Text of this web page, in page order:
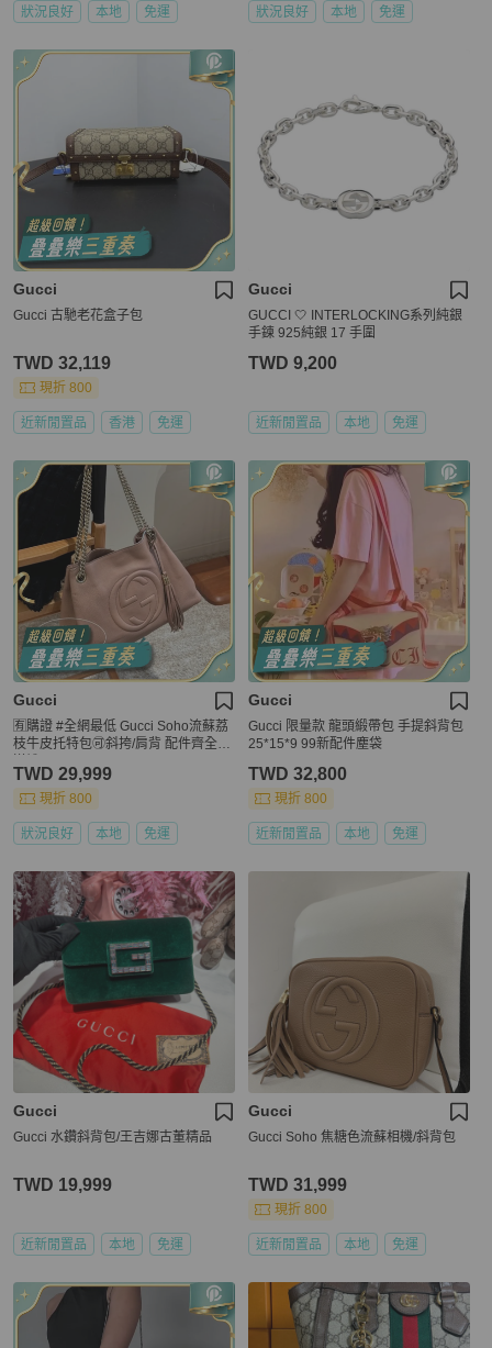
狀況良好 本地 免運 狀況良好 本地 免運
Gucci
Gucci 古馳老花盒子包
TWD 32,119
現折 800
近新閒置品 香港 免運
Gucci
GUCCI 🤍 INTERLOCKING系列純銀
手鍊 925純銀 17 手圍
TWD 9,200
近新閒置品 本地 免運
Gucci
🈶購證 #全網最低 Gucci Soho流蘇荔
枝牛皮托特包🉑斜挎/肩背 配件齊全🉑
TWD 29,999
現折 800
狀況良好 本地 免運
Gucci
Gucci 限量款 龍頭緞帶包 手提斜背包
25*15*9 99新配件塵袋
TWD 32,800
現折 800
近新閒置品 本地 免運
Gucci
Gucci 水鑽斜背包/王吉娜古董精品
TWD 19,999
近新閒置品 本地 免運
Gucci
Gucci Soho 焦糖色流蘇相機/斜背包
TWD 31,999
現折 800
近新閒置品 本地 免運